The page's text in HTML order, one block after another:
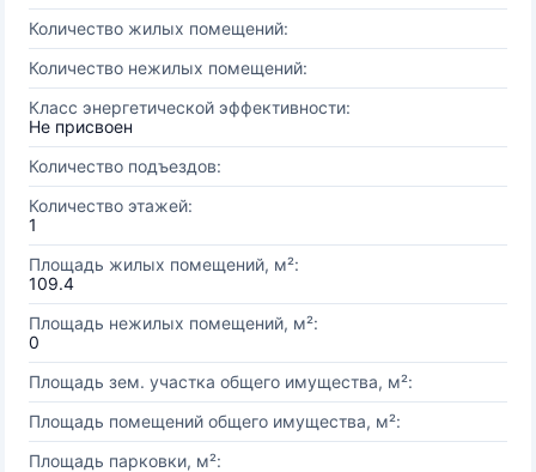
Количество жилых помещений:
Количество нежилых помещений:
Класс энергетической эффективности:
Не присвоен
Количество подъездов:
Количество этажей:
1
Площадь жилых помещений, м²:
109.4
Площадь нежилых помещений, м²:
0
Площадь зем. участка общего имущества, м²:
Площадь помещений общего имущества, м²:
Площадь парковки, м²: